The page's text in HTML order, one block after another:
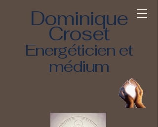
Dominique
Croset
Energéticien et
médium